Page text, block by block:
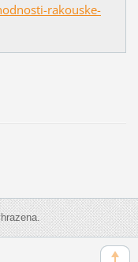
rakouske-